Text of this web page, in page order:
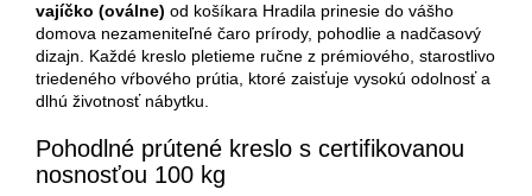
vajíčko (oválne) od košíkara Hradila prinesie do vášho
domova nezameniteľné čaro prírody, pohodlie a nadčasový
dizajn. Každé kreslo pletieme ručne z prémiového, starostlivo
triedeného vŕbového prútia, ktoré zaisťuje vysokú odolnosť a
dlhú životnosť nábytku.
Pohodlné prútené kreslo s certifikovanou
nosnosťou 100 kg